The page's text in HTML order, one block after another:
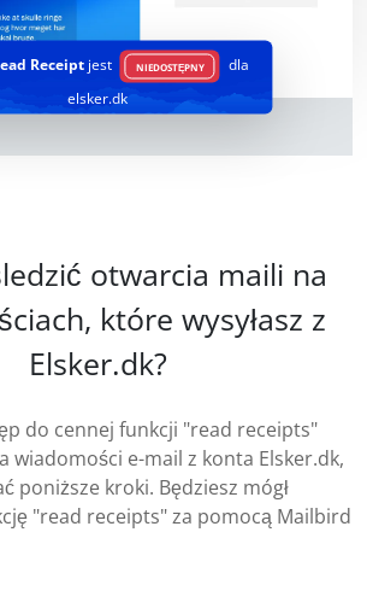
Receiptjest NIEDOSTĘPNY
dla
elsker.dk
otwarcia maili na
które wysyłasz z
Elsker.dk?
do cennej funkcji "read receipts"
wiadomości e-mail z konta Elsker.dk,
poniższe kroki. Będziesz mógł
"read receipts" za pomocą Mailbird